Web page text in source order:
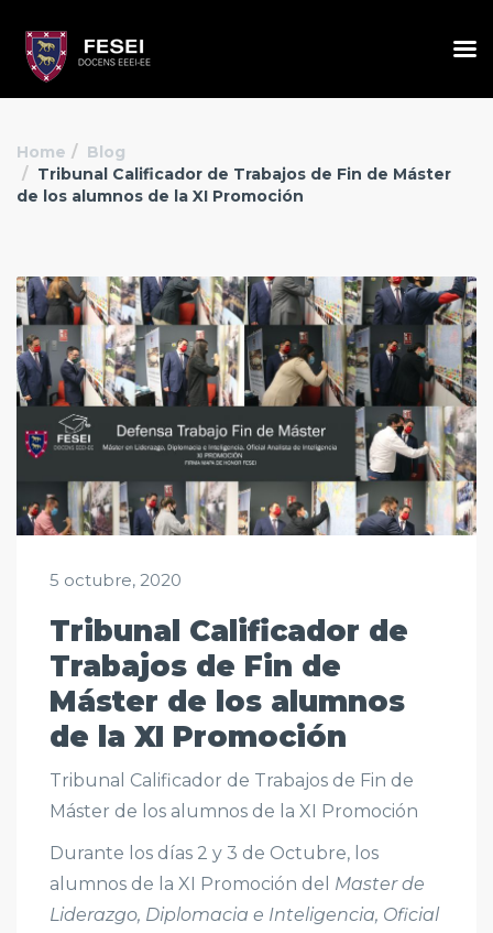
Home
Blog
Tribunal Calificador de Trabajos de Fin de Máster
de los alumnos de la XI Promoción
5 octubre, 2020
Tribunal Calificador de
Trabajos de Fin de
Máster de los alumnos
de la XI Promoción
Tribunal Calificador de Trabajos de Fin de
Máster de los alumnos de la XI Promoción
Durante los días 2 y 3 de Octubre, los
alumnos de la XI Promoción del Master de
Liderazgo, Diplomacia e Inteligencia, Oficial